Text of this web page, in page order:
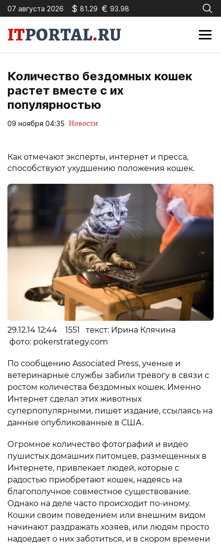
07 августа 2026 $ 81.29 € 93.98
Количество бездомных кошек
растет вместе с их
популярностью
09 ноября 04:35 Новости
Как отмечают эксперты, интернет и пресса,
способствуют ухудшению положения кошек.
29.12.14 12:44 1551 текст: Ирина Клячина
фото: pokerstrategy.com
По сообщению Associated Press, ученые и
ветеринарные службы забили тревогу в связи с
ростом количества бездомных кошек. Именно
Интернет сделал этих животных
суперпопулярными, пишет издание, ссылаясь на
данные опубликованные в США.
Огромное количество фотографий и видео
пушистых домашних питомцев, размещенных в
Интернете, привлекает людей, которые с
радостью приобретают кошек, надеясь на
благополучное совместное существование.
Однако на деле часто происходит по-иному.
Кошки своим поведением или внешним видом
начинают раздражать хозяев, или людям просто
надоедает о них заботиться, и в скором времени